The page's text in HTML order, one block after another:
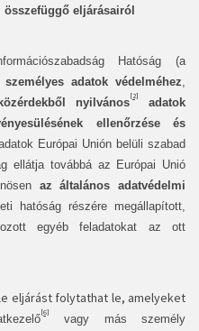
eljárásairól
Hatóság (a
személyes adatok védelméhez,
nyilvános
[2]
adatok
ellenőrzése és
Európai Unión belüli szabad
ellátja továbbá az Európai Unió
az általános adatvédelmi
hatóság részére megállapított,
egyéb feladatokat az ott
eljárást folytathat le, amelyeket
[6]
vagy más személy